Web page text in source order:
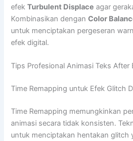
efekTurbulent Displace agar
Kombinasikan denganColor
untuk menciptakan pergeseran
efek digital.
Tips Profesional Animasi Teks After
Time Remapping untuk Efek Glitch
Time Remapping memungkinkan
animasi secara tidak konsisten.
untuk menciptakan hentakan glitch